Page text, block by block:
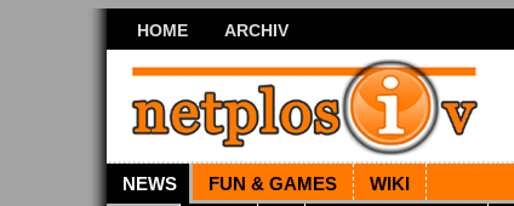
HOME ARCHIV
NEWS FUN & GAMES WIKI